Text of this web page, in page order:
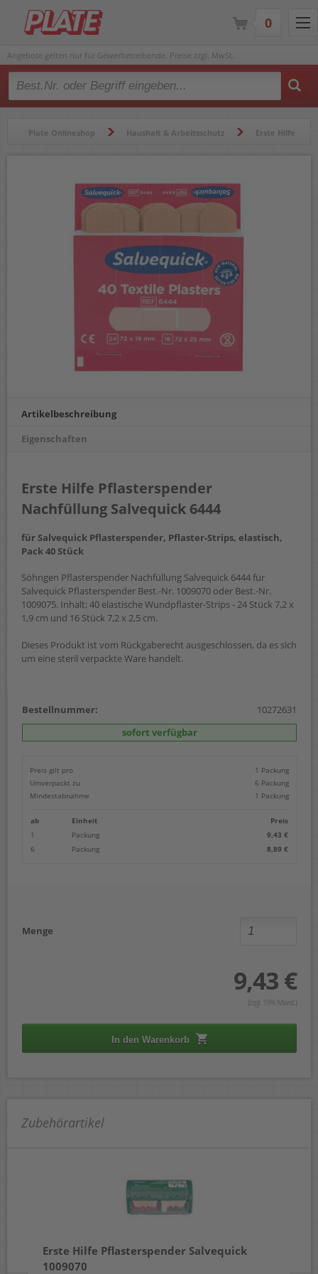
Angebote gelten nur für Gewerbetreibende. Preise zzgl. MwSt.
Type 2 or more characters for results.
Plate Onlineshop Haushalt & Arbeitsschutz Erste Hilfe
Erste Hilfe Pflasterspender Nachfüllung Salvequick 6444
Artikelbeschreibung
Eigenschaften
Erste Hilfe Pflasterspender
Nachfüllung Salvequick 6444
für Salvequick Pflasterspender, Pflaster-Strips, elastisch,
Pack 40 Stück
Söhngen Pflasterspender Nachfüllung Salvequick 6444 für
Salvequick Pflasterspender Best.-Nr. 1009070 oder Best.-Nr.
1009075. Inhalt: 40 elastische Wundpflaster-Strips - 24 Stück 7,2 x
1,9 cm und 16 Stück 7,2 x 2,5 cm.
Dieses Produkt ist vom Rückgaberecht ausgeschlossen, da es sich
um eine steril verpackte Ware handelt.
Bestellnummer:
10272631
sofort verfügbar
Preis gilt pro
1 Packung
Umverpackt zu
6 Packung
Mindestabnahme
1 Packung
ab Einheit
Preis
1
Packung
9,43 €
6
Packung 8,89 €
Menge
9,43 €
(zzgl. 19% Mwst.)
In den Warenkorb
Zubehörartikel
Erste Hilfe Pflasterspender Salvequick
1009070
0